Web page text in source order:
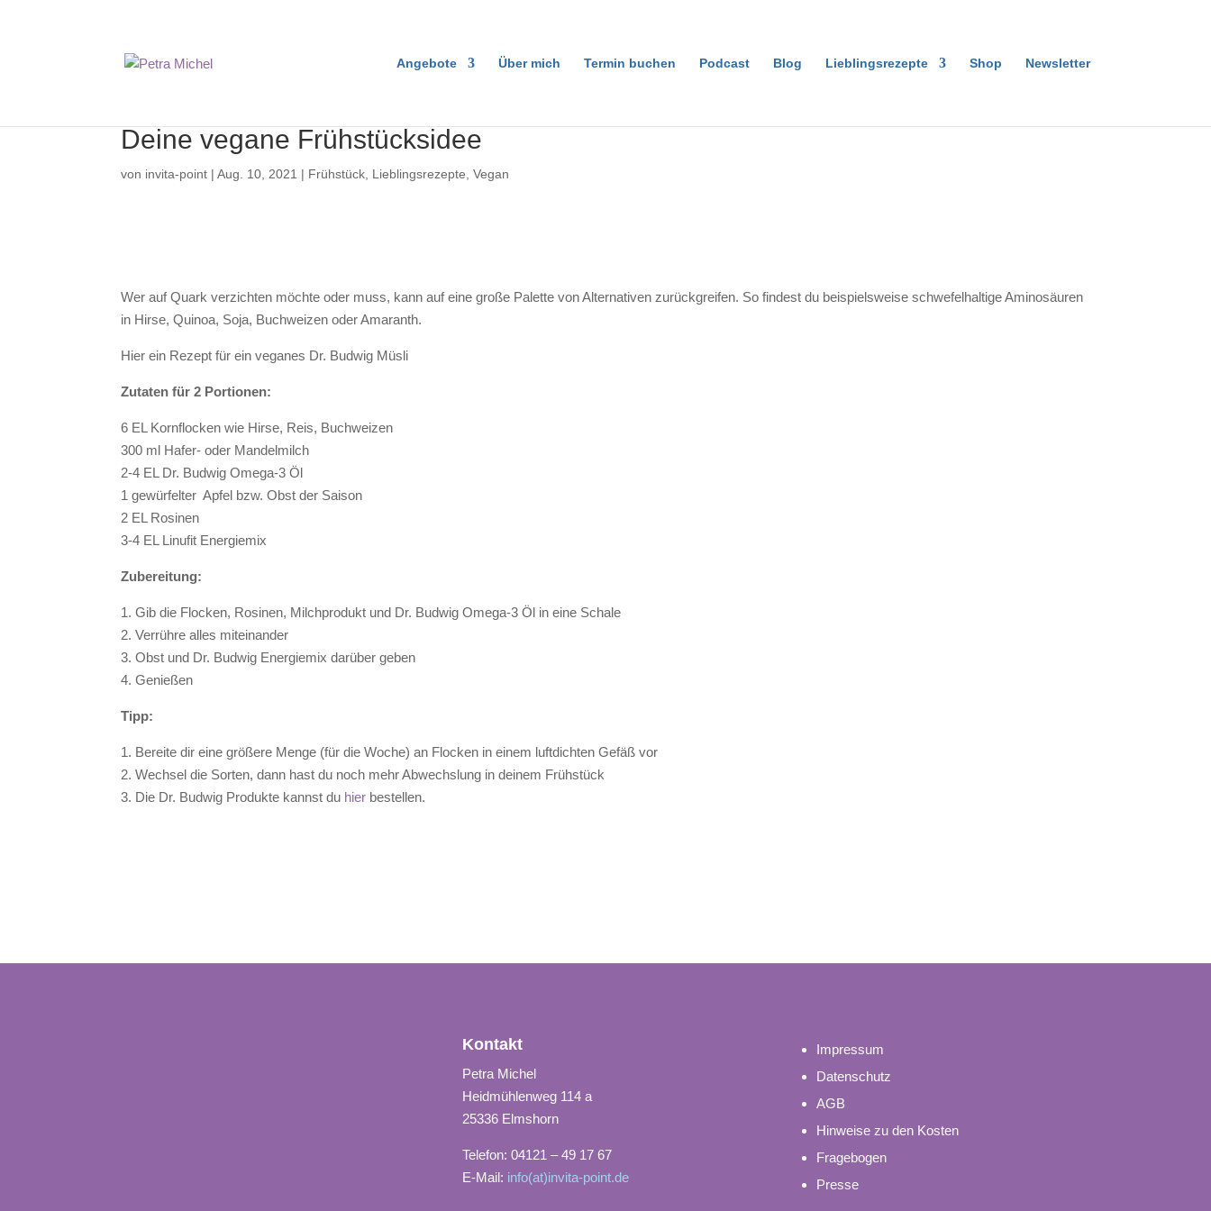
Angebote Über mich Termin buchen Podcast Blog Lieblingsrezepte Shop Newsletter
Deine vegane Frühstücksidee
von invita-point |Aug. 10, 2021 | Frühstück Lieblingsrezepte ,Vegan
Wer auf Quark verzichten möchte oder muss, kann auf eine große Palette von Alternativen zurückgreifen. So findest du beispielsweise schwefelhaltige Aminosäuren
in Hirse, Quinoa, Soja, Buchweizen oder Amaranth.
Hier ein Rezept für ein veganes Dr. Budwig Müsli
Zutaten für 2 Portionen:
6 EL Kornflocken wie Hirse, Reis, Buchweizen
300 ml Hafer- oder Mandelmilch
2-4 EL Dr. Budwig Omega-3 Öl
1 gewürfelter Apfel bzw. Obst der Saison
2 EL Rosinen
3-4 EL Linufit Energiemix
Zubereitung:
1. Gib die Flocken, Rosinen, Milchprodukt und Dr. Budwig Omega-3 Öl in eine Schale
2. Verrühre alles miteinander
3. Obst und Dr. Budwig Energiemix darüber geben
4. Genießen
Tipp:
1. Bereite dir eine größere Menge (für die Woche) an Flocken in einem luftdichten Gefäß vor
2. Wechsel die Sorten, dann hast du noch mehr Abwechslung in deinem Frühstück
3. Die Dr. Budwig Produkte kannst du hier bestellen.
Kontakt
Petra Michel
Heidmühlenweg 114 a
25336 Elmshorn
Telefon: 04121 – 49 17 67
E-Mail: info(at)invita-point.de
Impressum
Datenschutz
AGB
Hinweise zu den Kosten
Fragebogen
Presse